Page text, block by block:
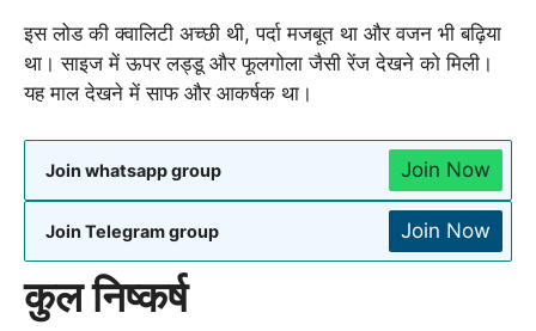
इस लोड की क्वालिटी अच्छी थी, पर्दा मजबूत था और वजन भी बढ़िया
था। साइज में ऊपर लड्डू और फूलगोला जैसी रेंज देखने को मिली।
यह माल देखने में साफ और आकर्षक था।
Join whatsapp group Join Now
Join Telegram group Join Now
कुल निष्कर्ष